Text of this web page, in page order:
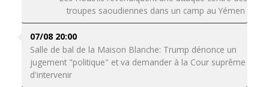
troupes saoudiennes dans un camp au Yémen
07/08 20:00
Salle de bal de la Maison Blanche: Trump dénonce un
jugement "politique" et va demander à la Cour suprême
d'intervenir